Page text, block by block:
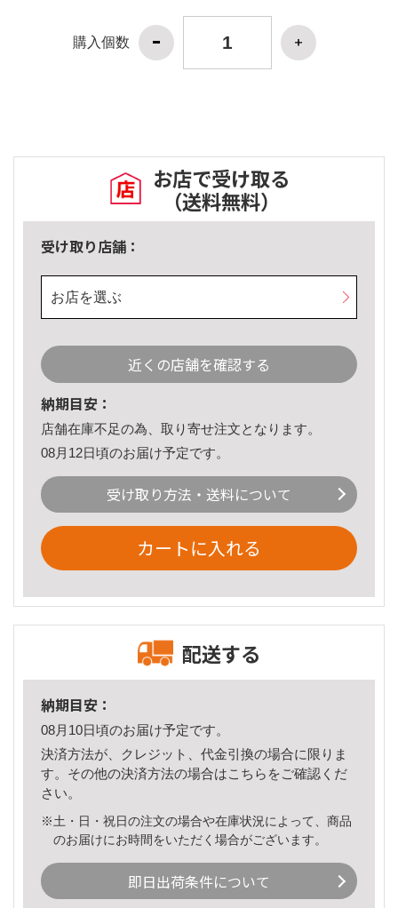
購入個数
お店で受け取る
（送料無料）
受け取り店舗：
お店を選ぶ
近くの店舗を確認する
納期目安：
店舗在庫不足の為、取り寄せ注文となります。
08月12日頃のお届け予定です。
受け取り方法・送料について
カートに入れる
配送する
納期目安：
08月10日頃のお届け予定です。
決済方法が、クレジット、代金引換の場合に限りま
す。その他の決済方法の場合はこちら をご確認くだ
さい。
※土・日・祝日の注文の場合や在庫状況によって、商品
のお届けにお時間をいただく場合がございます。
即日出荷条件について